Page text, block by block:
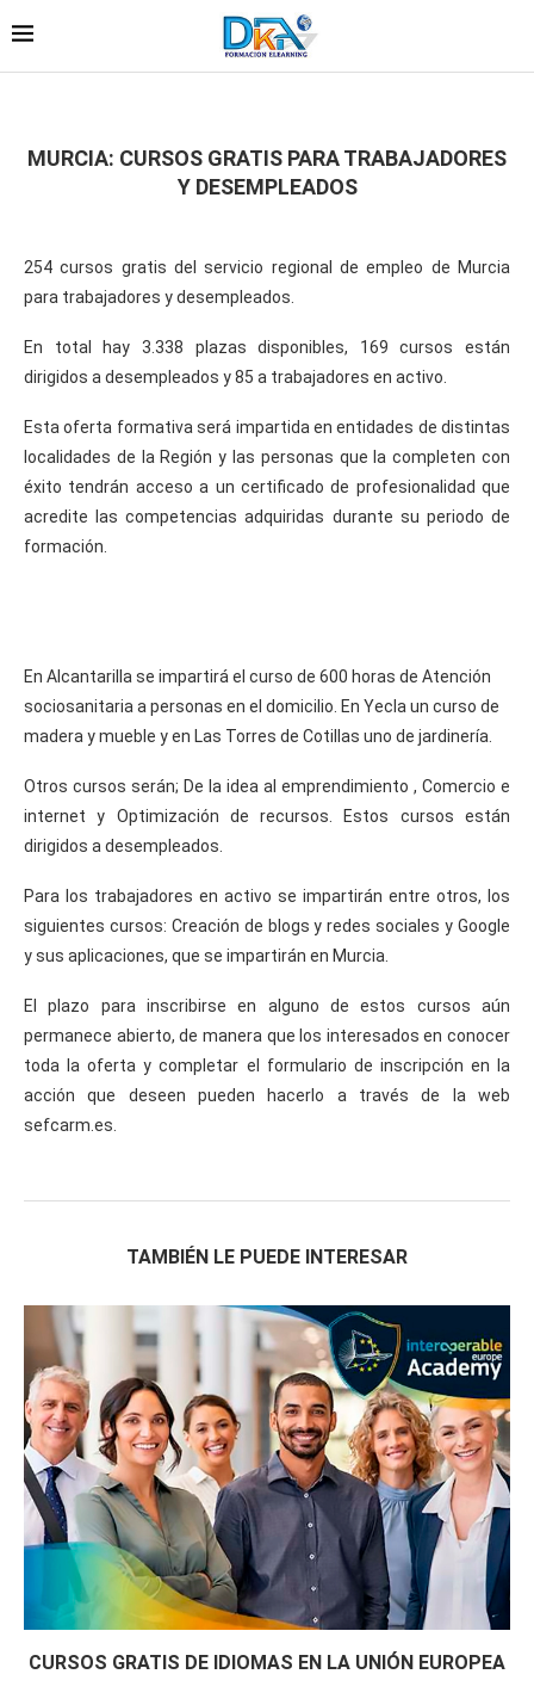
MURCIA: CURSOS GRATIS PARA TRABAJADORES
Y DESEMPLEADOS
254 cursos gratis del servicio regional de empleo de Murcia
para trabajadores y desempleados.
En total hay 3.338 plazas disponibles, 169 cursos están
dirigidos a desempleados y 85 a trabajadores en activo.
Esta oferta formativa será impartida en entidades de distintas
localidades de la Región y las personas que la completen con
éxito tendrán acceso a un certificado de profesionalidad que
acredite las competencias adquiridas durante su periodo de
formación.
En Alcantarilla se impartirá el curso de 600 horas de Atención
sociosanitaria a personas en el domicilio. En Yecla un curso de
madera y mueble y en Las Torres de Cotillas uno de jardinería.
Otros cursos serán; De la idea al emprendimiento , Comercio e
internet y Optimización de recursos. Estos cursos están
dirigidos a desempleados.
Para los trabajadores en activo se impartirán entre otros, los
siguientes cursos: Creación de blogs y redes sociales y Google
y sus aplicaciones, que se impartirán en Murcia.
El plazo para inscribirse en alguno de estos cursos aún
permanece abierto, de manera que los interesados en conocer
toda la oferta y completar el formulario de inscripción en la
acción que deseen pueden hacerlo a través de la web
sefcarm.es.
TAMBIÉN LE PUEDE INTERESAR
CURSOS GRATIS DE IDIOMAS EN LA UNIÓN EUROPEA